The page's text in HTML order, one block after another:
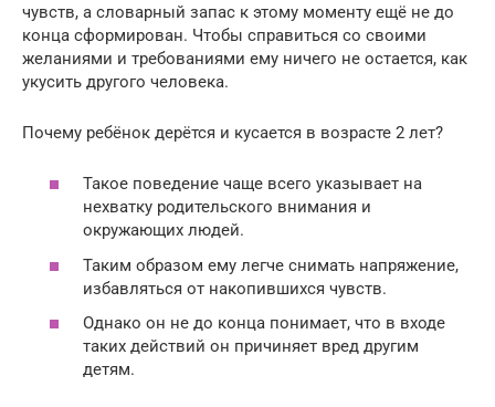
чувств, а словарный запас к этому моменту ещё не до
конца сформирован. Чтобы справиться со своими
желаниями и требованиями ему ничего не остается, как
укусить другого человека.
Почему ребёнок дерётся и кусается в возрасте 2 лет?
Такое поведение чаще всего указывает на
нехватку родительского внимания и
окружающих людей.
Таким образом ему легче снимать напряжение,
избавляться от накопившихся чувств.
Однако он не до конца понимает, что в входе
таких действий он причиняет вред другим
детям.